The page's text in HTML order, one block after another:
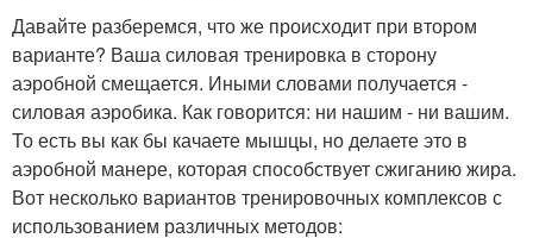
Давайте разберемся, что же происходит при втором
варианте? Ваша силовая тренировка в сторону
аэробной смещается. Иными словами получается -
силовая аэробика. Как говорится: ни нашим - ни вашим.
То есть вы как бы качаете мышцы, но делаете это в
аэробной манере, которая способствует сжиганию жира.
Вот несколько вариантов тренировочных комплексов с
использованием различных методов: